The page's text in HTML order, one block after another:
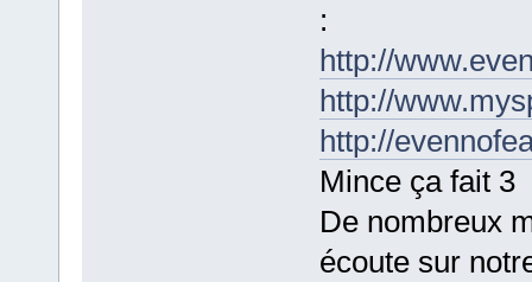
:
http://
http://
http://
Mince ça fait 3
De nombreux
écoute sur